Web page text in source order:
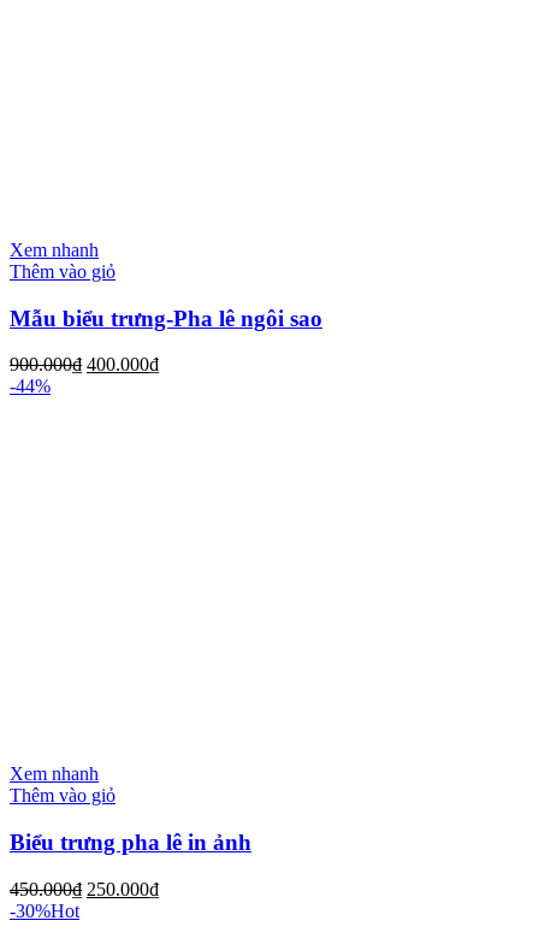
Xem nhanh
Thêm vào giỏ
Mẫu biểu trưng-Pha lê ngôi sao
900.000₫ 400.000₫
-44%
Xem nhanh
Thêm vào giỏ
Biểu trưng pha lê in ảnh
450.000₫ 250.000₫
-30%Hot